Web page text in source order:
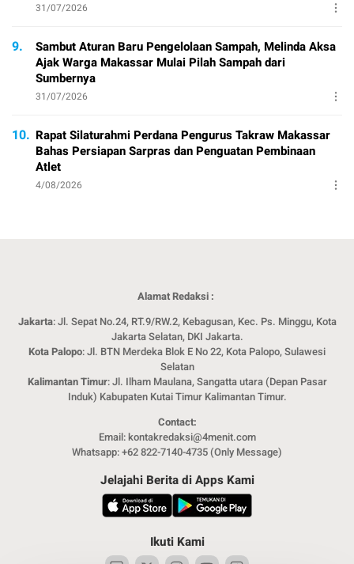
31/07/2026
9.
Sambut Aturan Baru Pengelolaan Sampah, Melinda Aksa
Ajak Warga Makassar Mulai Pilah Sampah dari
Sumbernya
31/07/2026
10. Rapat Silaturahmi Perdana Pengurus Takraw Makassar
Bahas Persiapan Sarpras dan Penguatan Pembinaan
Atlet
4/08/2026
Alamat Redaksi :
Jakarta: Jl. Sepat No.24, RT.9/RW.2, Kebagusan, Kec. Ps. Minggu, Kota
Jakarta Selatan, DKI Jakarta.
Kota Palopo: Jl. BTN Merdeka Blok E No 22, Kota Palopo, Sulawesi
Selatan
Kalimantan Timur: Jl. Ilham Maulana, Sangatta utara (Depan Pasar
Induk) Kabupaten Kutai Timur Kalimantan Timur.
Contact:
Email: kontakredaksi@4menit.com
Whatsapp: +62 822-7140-4735 (Only Message)
Jelajahi Berita di Apps Kami
Ikuti Kami